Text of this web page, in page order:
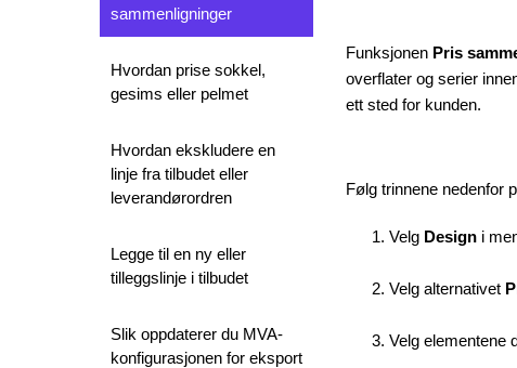
sammenligninger
Hvordan prise sokkel,
gesims eller pelmet
Hvordan ekskludere en
linje fra tilbudet eller
leverandørordren
Legge til en ny eller
tilleggslinje i tilbudet
Slik oppdaterer du MVA-
konfigurasjonen for eksport
Funksjonen Pris
overflater og serier
ett sted for kunden.
Følg trinnene nedenfor
Velg Design i
Velg alternativet
Velg elementene